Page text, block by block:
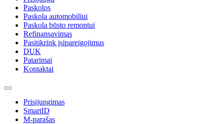
Paskolos
Paskola automobiliui
Paskola būsto remontui
Refinansavimas
Pasitikrink įsipareigojimus
DUK
Patarimai
Kontaktai
Prisijungimas
SmartID
M-parašas